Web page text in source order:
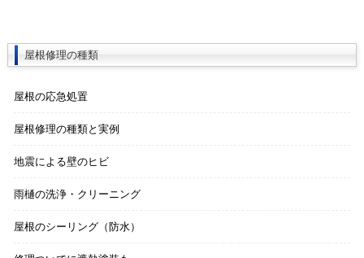
屋根修理の種類
屋根の応急処置
屋根修理の種類と実例
地震による壁のヒビ
雨樋の洗浄・クリーニング
屋根のシーリング（防水）